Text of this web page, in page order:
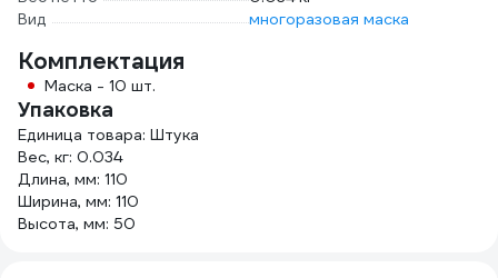
Вид
многоразовая маска
Комплектация
Маска - 10 шт.
Упаковка
Единица товара: Штука
Вес, кг: 0.034
Длина, мм: 110
Ширина, мм: 110
Высота, мм: 50